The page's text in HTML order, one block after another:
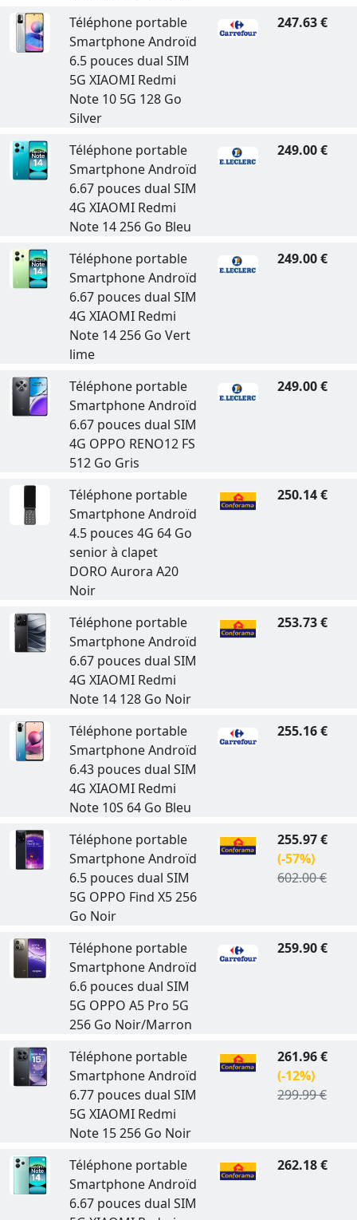
Téléphone portable
Smartphone Androïd
6.5 pouces dual SIM
5G XIAOMI Redmi
Note 10 5G 128 Go
Silver
247.63 €
Téléphone portable
Smartphone Androïd
6.67 pouces dual SIM
4G XIAOMI Redmi
Note 14 256 Go Bleu
249.00 €
Téléphone portable
Smartphone Androïd
6.67 pouces dual SIM
4G XIAOMI Redmi
Note 14 256 Go Vert
lime
249.00 €
Téléphone portable
Smartphone Androïd
6.67 pouces dual SIM
4G OPPO RENO12 FS
512 Go Gris
249.00 €
Téléphone portable
Smartphone Androïd
4.5 pouces 4G 64 Go
senior à clapet
DORO Aurora A20
Noir
250.14 €
Téléphone portable
Smartphone Androïd
6.67 pouces dual SIM
4G XIAOMI Redmi
Note 14 128 Go Noir
253.73 €
Téléphone portable
Smartphone Androïd
6.43 pouces dual SIM
4G XIAOMI Redmi
Note 10S 64 Go Bleu
255.16 €
Téléphone portable
Smartphone Androïd
6.5 pouces dual SIM
5G OPPO Find X5 256
Go Noir
255.97 €
(-57%)
602.00 €
Téléphone portable
Smartphone Androïd
6.6 pouces dual SIM
5G OPPO A5 Pro 5G
256 Go Noir/Marron
259.90 €
Téléphone portable
Smartphone Androïd
6.77 pouces dual SIM
5G XIAOMI Redmi
Note 15 256 Go Noir
261.96 €
(-12%)
299.99 €
Téléphone portable
Smartphone Androïd
6.67 pouces dual SIM
262.18 €